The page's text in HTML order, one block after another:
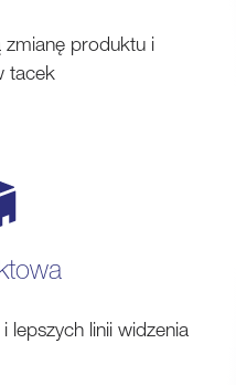
zmianę produktu i
tacek
lepszych linii widzenia